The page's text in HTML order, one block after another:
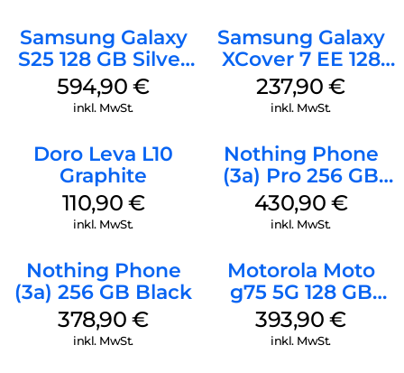
Samsung Galaxy
S25 128 GB Silver
Shadow
594,90€
inkl. MwSt.
Samsung Galaxy
XCover 7 EE 128
GB Black
237,90€
inkl. MwSt.
Doro Leva L10
Graphite
110,90 €
inkl. MwSt.
Nothing Phone
(3a) Pro 256 GB
Grey
430,90 €
inkl. MwSt.
Nothing Phone
(3a) 256 GB Black
378,90€
inkl. MwSt.
Motorola Moto
g75 5G 128 GB
Charcoal Gray
393,90€
inkl. MwSt.